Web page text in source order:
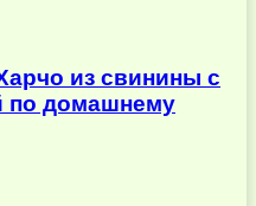
из свинины с
по домашнему